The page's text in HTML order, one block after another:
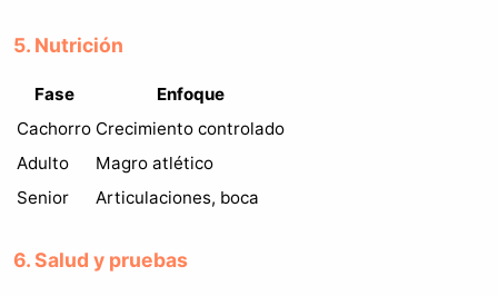
5. Nutrición
Fase
Enfoque
Cachorro Crecimiento controlado
Adulto
Magro atlético
Senior
Articulaciones, boca
6. Salud y pruebas